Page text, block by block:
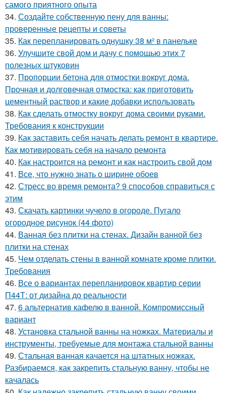
самого приятного опыта
34. Создайте собственную пену для ванны:
проверенные рецепты и советы
35. Как перепланировать однушку 38 м² в панельке
36. Улучшите свой дом и дачу с помощью этих 7
полезных штуковин
37. Пропорции бетона для отмостки вокруг дома.
Прочная и долговечная отмостка: как приготовить
цементный раствор и какие добавки использовать
38. Как сделать отмостку вокруг дома своими руками.
Требования к конструкции
39. Как заставить себя начать делать ремонт в квартире.
Как мотивировать себя на начало ремонта
40. Как настроится на ремонт и как настроить свой дом
41. Все, что нужно знать о ширине обоев
42. Стресс во время ремонта? 9 способов справиться с
этим
43. Скачать картинки чучело в огороде. Пугало
огородное рисунок (44 фото)
44. Ванная без плитки на стенах. Дизайн ванной без
плитки на стенах
45. Чем отделать стены в ванной комнате кроме плитки.
Требования
46. Все о вариантах перепланировок квартир серии
П44Т: от дизайна до реальности
47. 6 альтернатив кафелю в ванной. Компромиссный
вариант
48. Установка стальной ванны на ножках. Материалы и
инструменты, требуемые для монтажа стальной ванны
49. Стальная ванная качается на штатных ножках.
Разбираемся, как закрепить стальную ванну, чтобы не
качалась